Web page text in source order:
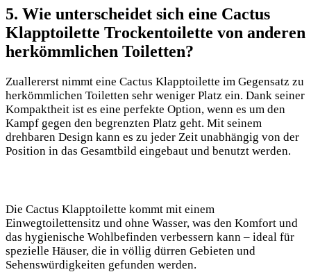
5. Wie unterscheidet sich eine Cactus
Klapptoilette Trockentoilette von anderen
herkömmlichen Toiletten?
Zuallererst nimmt eine Cactus Klapptoilette im Gegensatz zu
herkömmlichen Toiletten sehr weniger Platz ein. Dank seiner
Kompaktheit ist es eine perfekte Option, wenn es um den
Kampf gegen den begrenzten Platz geht. Mit seinem
drehbaren Design kann es zu jeder Zeit unabhängig von der
Position in das Gesamtbild eingebaut und benutzt werden.
Die Cactus Klapptoilette kommt mit einem
Einwegtoilettensitz und ohne Wasser, was den Komfort und
das hygienische Wohlbefinden verbessern kann – ideal für
spezielle Häuser, die in völlig dürren Gebieten und
Sehenswürdigkeiten gefunden werden.